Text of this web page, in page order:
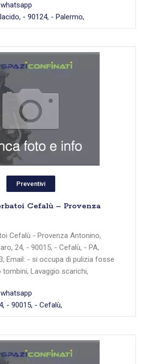
whatsapp
- 90124, - Palermo,
Preventivi
Cefalù – Provenza
Cefalù - Provenza Antonino,
24, - 90015, - Cefalù, - PA,
Email: - si occupa di pulizia fosse
tombini, Lavaggio scarichi,
whatsapp
- 90015, - Cefalù,